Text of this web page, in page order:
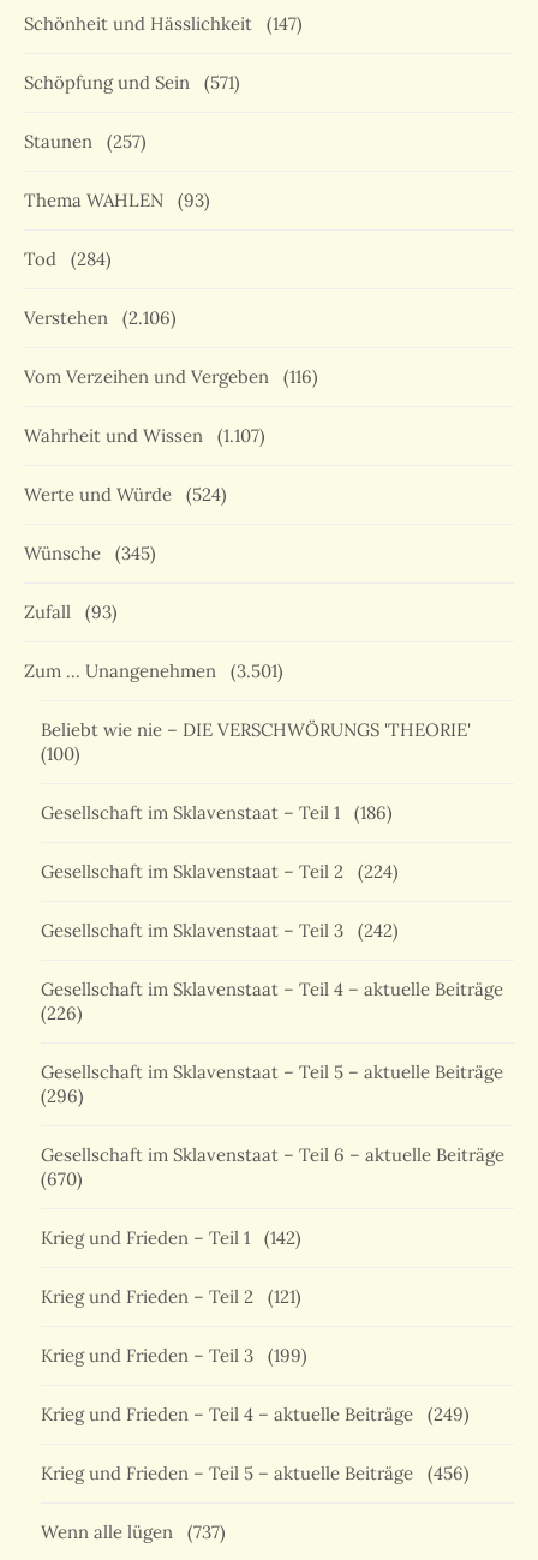
Schönheit und Hässlichkeit (147)
Schöpfung und Sein (571)
Staunen (257)
Thema WAHLEN (93)
Tod (284)
Verstehen (2.106)
Vom Verzeihen und Vergeben (116)
Wahrheit und Wissen (1.107)
Werte und Würde (524)
Wünsche (345)
Zufall (93)
Zum … Unangenehmen (3.501)
Beliebt wie nie – DIE VERSCHWÖRUNGS 'THEORIE'
(100)
Gesellschaft im Sklavenstaat – Teil 1 (186)
Gesellschaft im Sklavenstaat – Teil 2 (224)
Gesellschaft im Sklavenstaat – Teil 3 (242)
Gesellschaft im Sklavenstaat – Teil 4 – aktuelle Beiträge
(226)
Gesellschaft im Sklavenstaat – Teil 5 – aktuelle Beiträge
(296)
Gesellschaft im Sklavenstaat – Teil 6 – aktuelle Beiträge
(670)
Krieg und Frieden – Teil 1 (142)
Krieg und Frieden – Teil 2 (121)
Krieg und Frieden – Teil 3 (199)
Krieg und Frieden – Teil 4 – aktuelle Beiträge (249)
Krieg und Frieden – Teil 5 – aktuelle Beiträge (456)
Wenn alle lügen (737)